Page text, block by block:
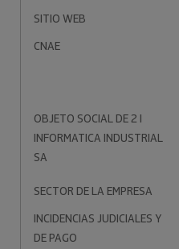
SITIO WEB
CNAE
OBJETO SOCIAL DE 2 I
INFORMATICA INDUSTRIAL
SA
SECTOR DE LA EMPRESA
INCIDENCIAS JUDICIALES Y
DE PAGO